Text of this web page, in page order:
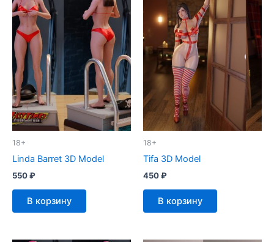
18+
Linda Barret 3D Model
550₽
В корзину
18+
Tifa 3D Model
450₽
В корзину